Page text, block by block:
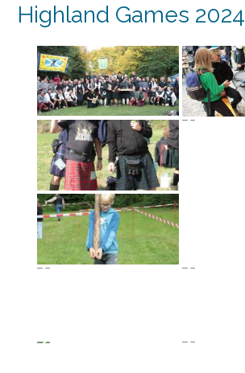
Highland Games 2024